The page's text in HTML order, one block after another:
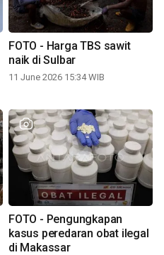
FOTO - Harga TBS sawit
naik di Sulbar
11 June 2026 15:34 WIB
FOTO - Pengungkapan
kasus peredaran obat ilegal
di Makassar